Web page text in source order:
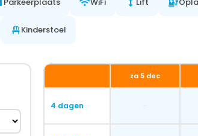
Kinderstoel
za 5 dec
4 dagen